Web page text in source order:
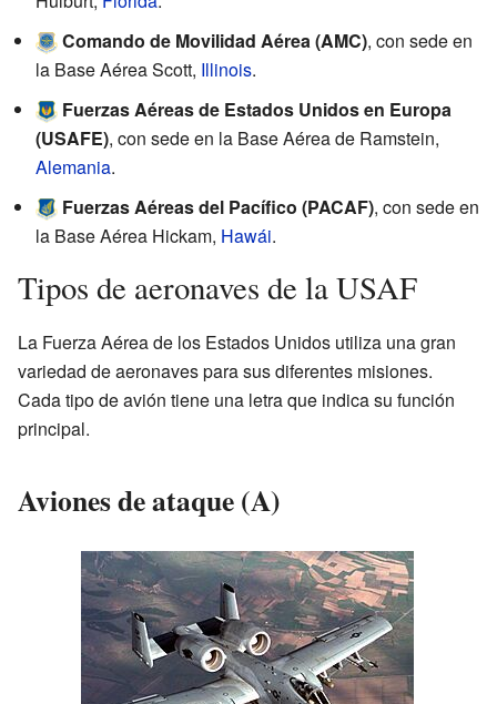
Comando de Movilidad Aérea (AMC), con sede en
la Base Aérea Scott, Illinois.
Fuerzas Aéreas de Estados Unidos en Europa
(USAFE), con sede en la Base Aérea de Ramstein,
Alemania.
Fuerzas Aéreas del Pacífico (PACAF), con sede en
la Base Aérea Hickam, Hawái.
Tipos de aeronaves de la USAF
La Fuerza Aérea de los Estados Unidos utiliza una gran
variedad de aeronaves para sus diferentes misiones.
Cada tipo de avión tiene una letra que indica su función
principal.
Aviones de ataque (A)